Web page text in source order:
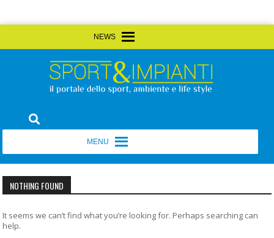
to
Sport&Impianti
NOTHING FOUND
It seems we can’t find what you’re looking for. Perhaps searching can
help.